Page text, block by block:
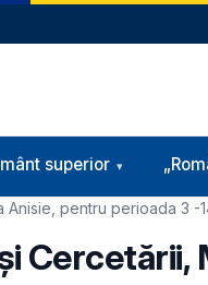
superior
Anisie, pentru perioada 3 -